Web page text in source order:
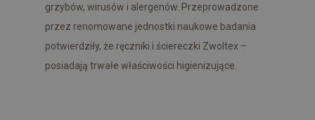
grzybów, wirusów i alergenów. Przeprowadzone
przez renomowane jednostki naukowe badania
potwierdziły, że ręczniki i ściereczki Zwoltex –
posiadają trwałe właściwości higienizujące.